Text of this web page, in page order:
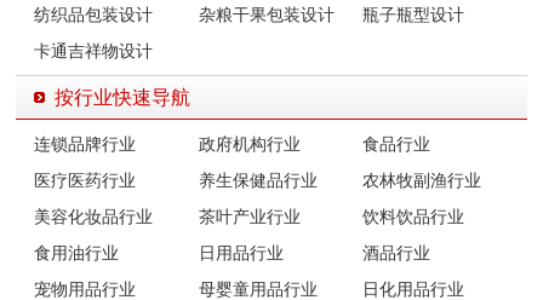
纺织品包装设计
杂粮干果包装设计
瓶子瓶型设计
卡通吉祥物设计
按行业快速导航
连锁品牌行业 政府机构行业
食品行业
医疗医药行业
养生保健品行业
农林牧副渔行业
美容化妆品行业
茶叶产业行业
饮料饮品行业
食用油行业
日用品行业
酒品行业
宠物用品行业
母婴童用品行业
日化用品行业